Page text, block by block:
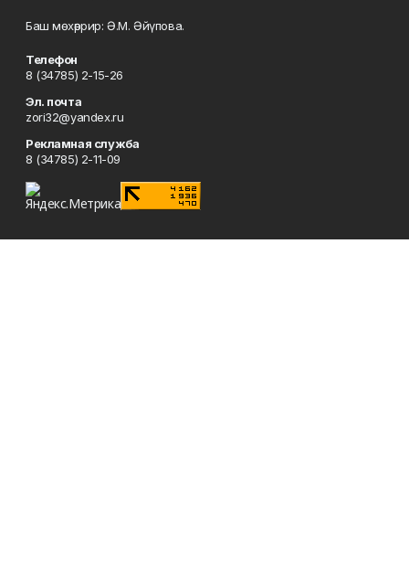
Баш мөхәррир: Ә.М. Әйүпова.
Телефон
8 (34785) 2-15-26
Эл. почта
zori32@yandex.ru
Рекламная служба
8 (34785) 2-11-09